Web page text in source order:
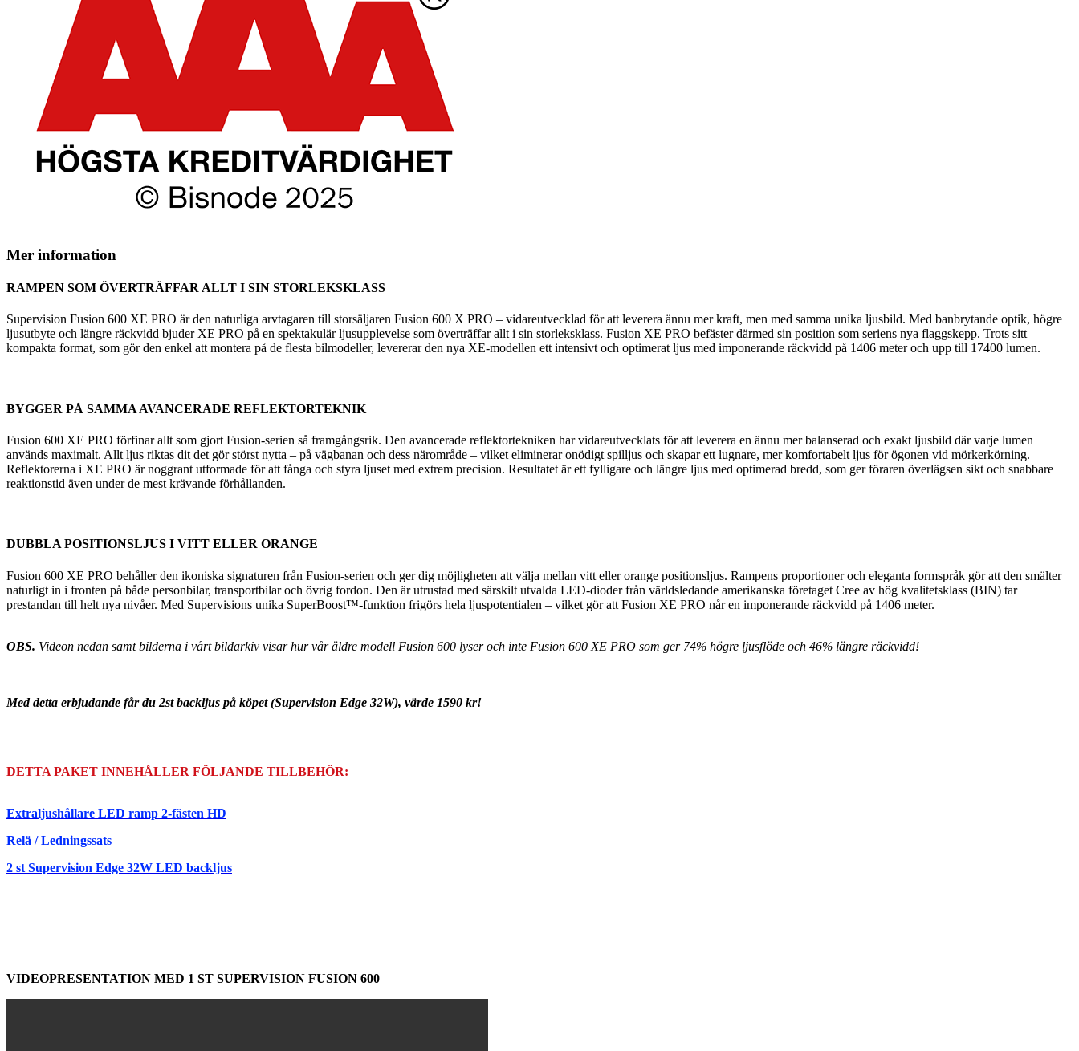
Mer information
RAMPEN SOM ÖVERTRÄFFAR ALLT I SIN STORLEKSKLASS
Supervision Fusion 600 XE PRO är den naturliga arvtagaren till storsäljaren Fusion 600 X PRO – vidareutvecklad för att leverera ännu mer kraft, men med samma unika ljusbild. Med banbrytande optik, högre
ljusutbyte och längre räckvidd bjuder XE PRO på en spektakulär ljusupplevelse som överträffar allt i sin storleksklass. Fusion XE PRO befäster därmed sin position som seriens nya flaggskepp. Trots sitt
kompakta format, som gör den enkel att montera på de flesta bilmodeller, levererar den nya XE-modellen ett intensivt och optimerat ljus med imponerande räckvidd på 1406 meter och upp till 17400 lumen.
BYGGER PÅ SAMMA AVANCERADE REFLEKTORTEKNIK
Fusion 600 XE PRO förfinar allt som gjort Fusion-serien så framgångsrik. Den avancerade reflektortekniken har vidareutvecklats för att leverera en ännu mer balanserad och exakt ljusbild där varje lumen
används maximalt. Allt ljus riktas dit det gör störst nytta – på vägbanan och dess närområde – vilket eliminerar onödigt spilljus och skapar ett lugnare, mer komfortabelt ljus för ögonen vid mörkerkörning.
Reflektorerna i XE PRO är noggrant utformade för att fånga och styra ljuset med extrem precision. Resultatet är ett fylligare och längre ljus med optimerad bredd, som ger föraren överlägsen sikt och snabbare
reaktionstid även under de mest krävande förhållanden.
DUBBLA POSITIONSLJUS I VITT ELLER ORANGE
Fusion 600 XE PRO behåller den ikoniska signaturen från Fusion-serien och ger dig möjligheten att välja mellan vitt eller orange positionsljus. Rampens proportioner och eleganta formspråk gör att den smälter
naturligt in i fronten på både personbilar, transportbilar och övrig fordon. Den är utrustad med särskilt utvalda LED-dioder från världsledande amerikanska företaget Cree av hög kvalitetsklass (BIN) tar
prestandan till helt nya nivåer. Med Supervisions unika SuperBoost™-funktion frigörs hela ljuspotentialen – vilket gör att Fusion XE PRO når en imponerande räckvidd på 1406 meter.
OBS. Videon nedan samt bilderna i vårt bildarkiv visar hur vår äldre modell Fusion 600 lyser och inte Fusion 600 XE PRO som ger 74% högre ljusflöde och 46% längre räckvidd!
Med detta erbjudande får du 2st backljus på köpet (Supervision Edge 32W), värde 1590 kr!
DETTA PAKET INNEHÅLLER FÖLJANDE TILLBEHÖR:
Extraljushållare LED ramp 2-fästen HD
Relä / Ledningssats
2 st Supervision Edge 32W LED backljus
VIDEOPRESENTATION MED 1 ST SUPERVISION FUSION 600